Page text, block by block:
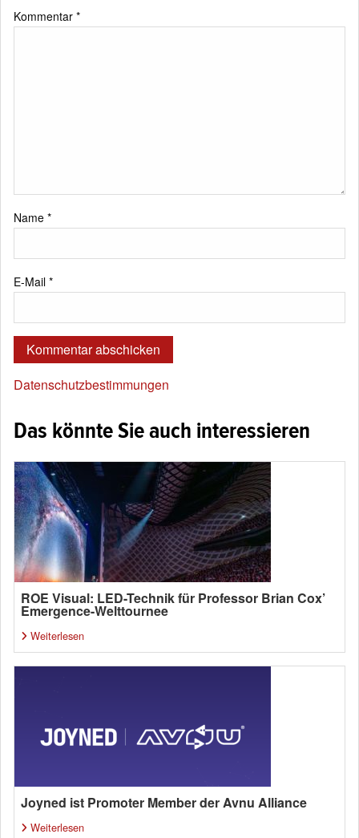
Kommentar *
Name *
E-Mail *
Datenschutzbestimmungen
Das könnte Sie auch interessieren
ROE Visual: LED-Technik für Professor Brian Cox’
Emergence-Welttournee
Weiterlesen
Joyned ist Promoter Member der Avnu Alliance
Weiterlesen